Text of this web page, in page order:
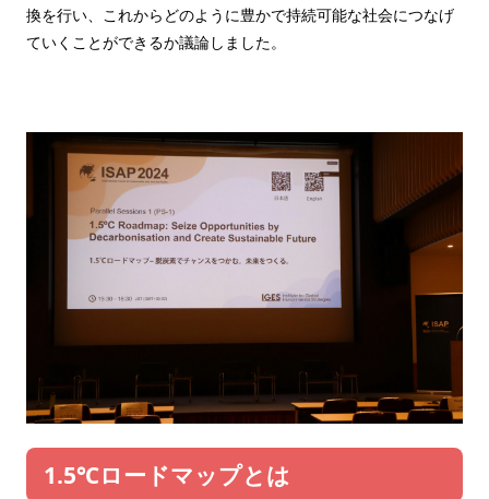
換を行い、これからどのように豊かで持続可能な社会につなげ
ていくことができるか議論しました。
1.5℃ロードマップとは